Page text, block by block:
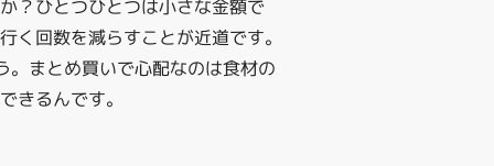
？ひとつひとつは小さな金額で
回数を減らすことが近道です。
まとめ買いで心配なのは食材の
きるんです。